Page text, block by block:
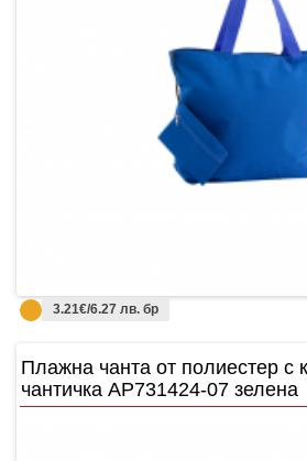
3.21€/6.27 лв. бр
Плажнa чантa от полиестер с
чантичка AP731424-07 зелена